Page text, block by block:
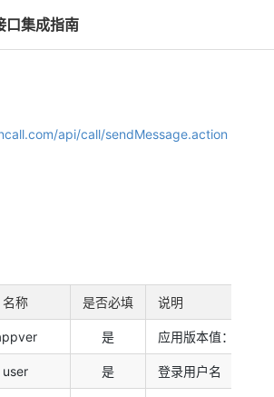
口集成指南
api/call/sendMessage.action
名称 是否必填 说明
是 应用版本值：1
user 是 登录用户名